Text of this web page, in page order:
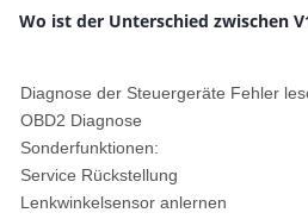
Wo ist der Unterschied zwischen
Diagnose der Steuergeräte Fehler
OBD2 Diagnose
Sonderfunktionen:
Service Rückstellung
Lenkwinkelsensor anlernen